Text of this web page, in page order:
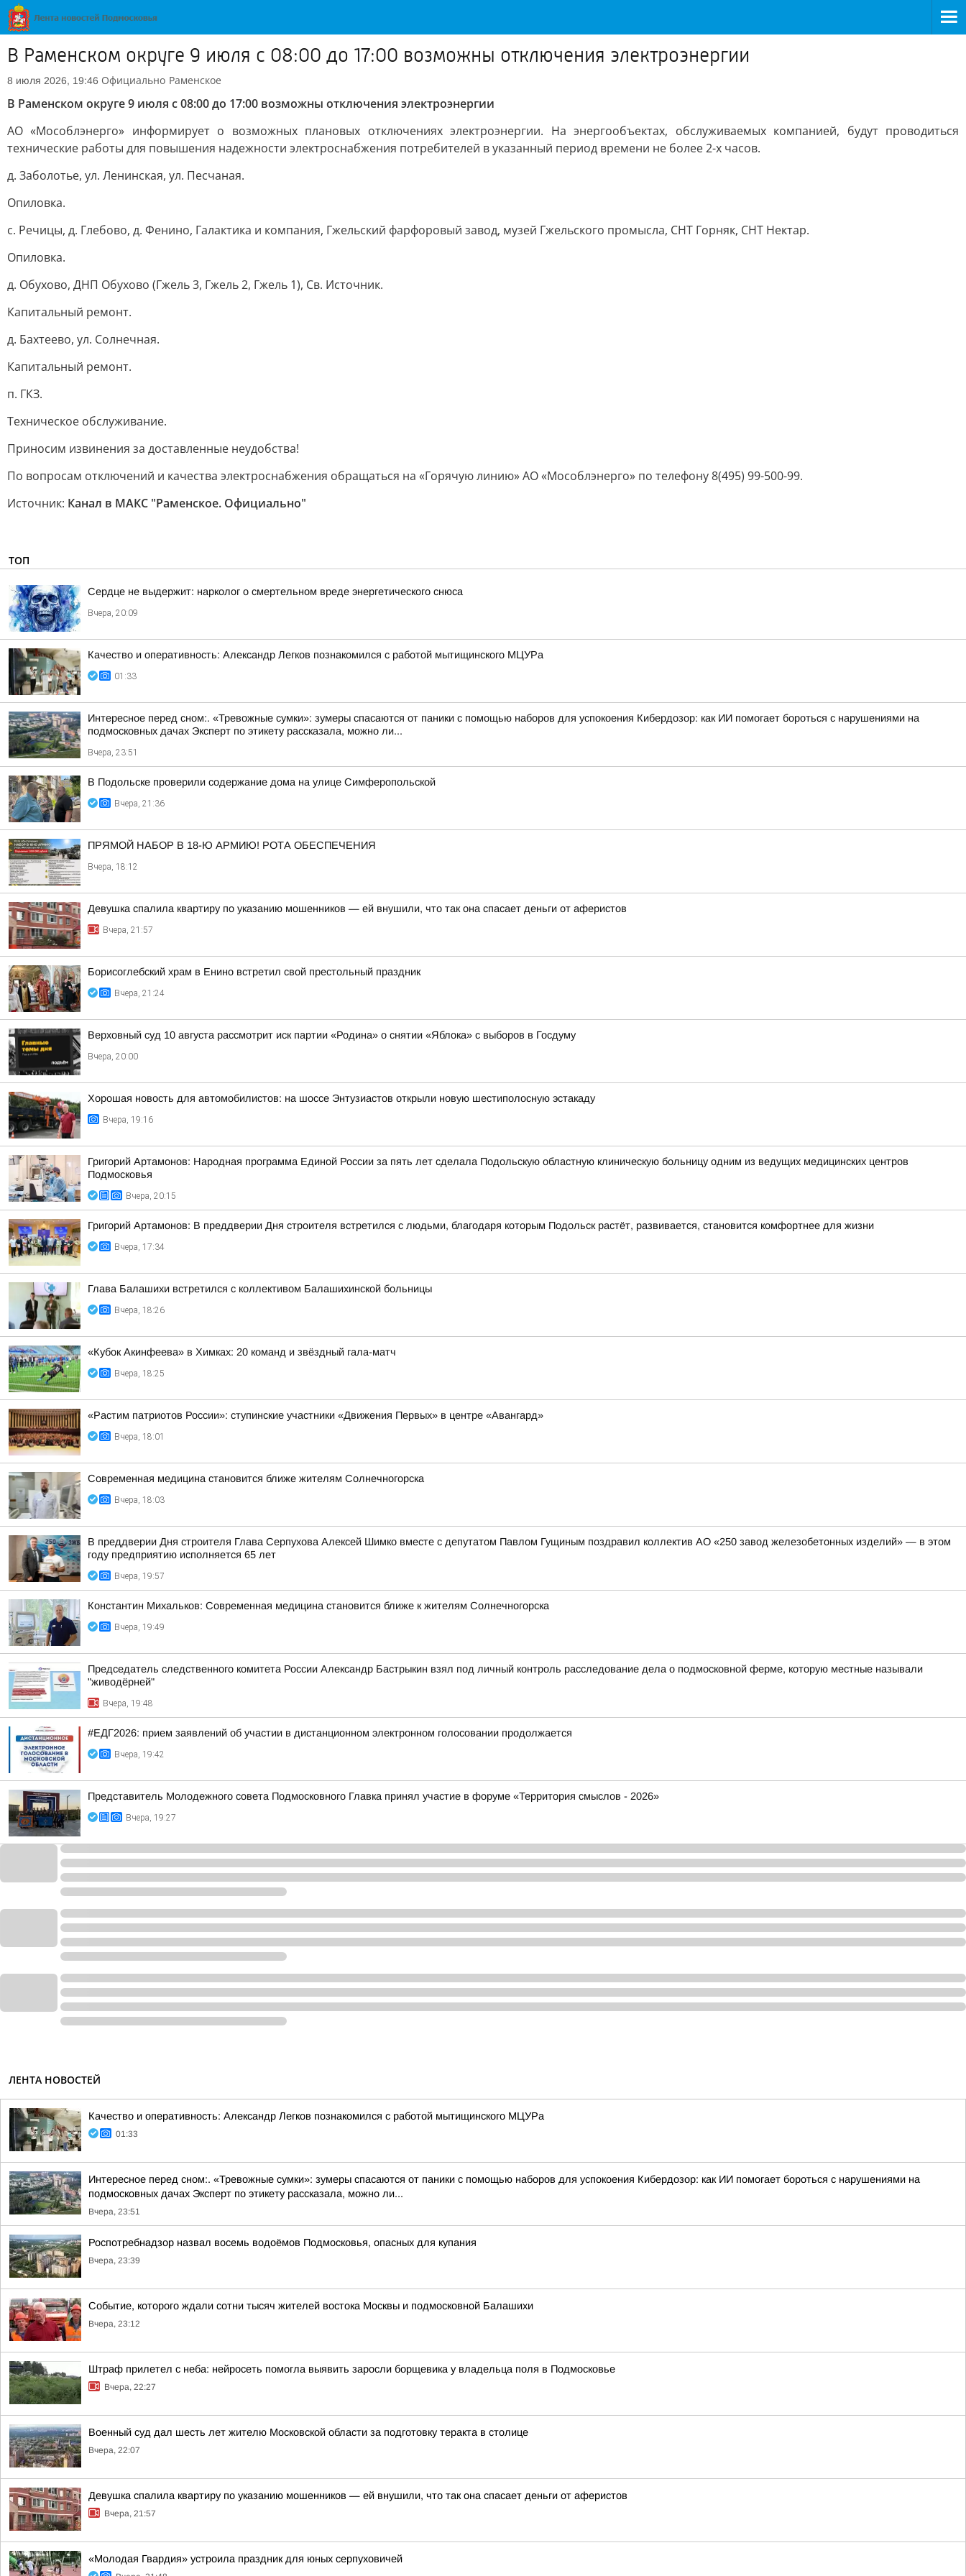
В Раменском округе 9 июля с 08:00 до 17:00 возможны отключения электроэнергии
8 июля 2026, 19:46 Официально Раменское
В Раменском округе 9 июля с 08:00 до 17:00 возможны отключения электроэнергии
АО «Мособлэнерго» информирует о возможных плановых отключениях электроэнергии. На энергообъектах, обслуживаемых компанией, будут проводиться
технические работы для повышения надежности электроснабжения потребителей в указанный период времени не более 2-х часов.
д. Заболотье, ул. Ленинская, ул. Песчаная.
Опиловка.
с. Речицы, д. Глебово, д. Фенино, Галактика и компания, Гжельский фарфоровый завод, музей Гжельского промысла, СНТ Горняк, СНТ Нектар.
Опиловка.
д. Обухово, ДНП Обухово (Гжель 3, Гжель 2, Гжель 1), Св. Источник.
Капитальный ремонт.
д. Бахтеево, ул. Солнечная.
Капитальный ремонт.
п. ГКЗ.
Техническое обслуживание.
Приносим извинения за доставленные неудобства!
По вопросам отключений и качества электроснабжения обращаться на «Горячую линию» АО «Мособлэнерго» по телефону 8(495) 99-500-99.
Источник: Канал в МАКС "Раменское. Официально"
ТОП
Сердце не выдержит: нарколог о смертельном вреде энергетического снюса
Вчера, 20:09
Качество и оперативность: Александр Легков познакомился с работой мытищинского МЦУРа
01:33
Интересное перед сном:. «Тревожные сумки»: зумеры спасаются от паники с помощью наборов для успокоения Кибердозор: как ИИ помогает бороться с нарушениями на
подмосковных дачах Эксперт по этикету рассказала, можно ли...
Вчера, 23:51
В Подольске проверили содержание дома на улице Симферопольской
Вчера, 21:36
ПРЯМОЙ НАБОР В 18-Ю АРМИЮ! РОТА ОБЕСПЕЧЕНИЯ
Вчера, 18:12
Девушка спалила квартиру по указанию мошенников — ей внушили, что так она спасает деньги от аферистов
Вчера, 21:57
Борисоглебский храм в Енино встретил свой престольный праздник
Вчера, 21:24
Верховный суд 10 августа рассмотрит иск партии «Родина» о снятии «Яблока» с выборов в Госдуму
Вчера, 20:00
Хорошая новость для автомобилистов: на шоссе Энтузиастов открыли новую шестиполосную эстакаду
Вчера, 19:16
Григорий Артамонов: Народная программа Единой России за пять лет сделала Подольскую областную клиническую больницу одним из ведущих медицинских центров
Подмосковья
Вчера, 20:15
Григорий Артамонов: В преддверии Дня строителя встретился с людьми, благодаря которым Подольск растёт, развивается, становится комфортнее для жизни
Вчера, 17:34
Глава Балашихи встретился с коллективом Балашихинской больницы
Вчера, 18:26
«Кубок Акинфеева» в Химках: 20 команд и звёздный гала-матч
Вчера, 18:25
«Растим патриотов России»: ступинские участники «Движения Первых» в центре «Авангард»
Вчера, 18:01
Современная медицина становится ближе жителям Солнечногорска
Вчера, 18:03
В преддверии Дня строителя Глава Серпухова Алексей Шимко вместе с депутатом Павлом Гущиным поздравил коллектив АО «250 завод железобетонных изделий» — в этом
году предприятию исполняется 65 лет
Вчера, 19:57
Константин Михальков: Современная медицина становится ближе к жителям Солнечногорска
Вчера, 19:49
Председатель следственного комитета России Александр Бастрыкин взял под личный контроль расследование дела о подмосковной ферме, которую местные называли
"живодёрней"
Вчера, 19:48
#ЕДГ2026: прием заявлений об участии в дистанционном электронном голосовании продолжается
Вчера, 19:42
Представитель Молодежного совета Подмосковного Главка принял участие в форуме «Территория смыслов - 2026»
Вчера, 19:27
ЛЕНТА НОВОСТЕЙ
Качество и оперативность: Александр Легков познакомился с работой мытищинского МЦУРа
01:33
Интересное перед сном:. «Тревожные сумки»: зумеры спасаются от паники с помощью наборов для успокоения Кибердозор: как ИИ помогает бороться с нарушениями на
подмосковных дачах Эксперт по этикету рассказала, можно ли...
Вчера, 23:51
Роспотребнадзор назвал восемь водоёмов Подмосковья, опасных для купания
Вчера, 23:39
Событие, которого ждали сотни тысяч жителей востока Москвы и подмосковной Балашихи
Вчера, 23:12
Штраф прилетел с неба: нейросеть помогла выявить заросли борщевика у владельца поля в Подмосковье
Вчера, 22:27
Военный суд дал шесть лет жителю Московской области за подготовку теракта в столице
Вчера, 22:07
Девушка спалила квартиру по указанию мошенников — ей внушили, что так она спасает деньги от аферистов
Вчера, 21:57
«Молодая Гвардия» устроила праздник для юных серпуховичей